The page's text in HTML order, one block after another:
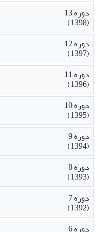
دوره 13
(1398)
دوره 12
(1397)
دوره 11
(1396)
دوره 10
(1395)
دوره 9
(1394)
دوره 8
(1393)
دوره 7
(1392)
دوره 6